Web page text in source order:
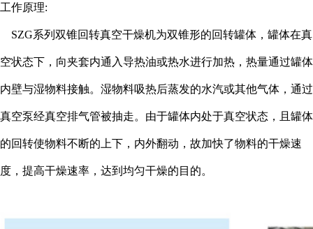
工作原理:
SZG系列双锥回转真空干燥机为双锥形的回转罐体，罐体在真
空状态下，向夹套内通入导热油或热水进行加热，热量通过罐体
内壁与湿物料接触。湿物料吸热后蒸发的水汽或其他气体，通过
真空泵经真空排气管被抽走。由于罐体内处于真空状态，且罐体
的回转使物料不断的上下，内外翻动，故加快了物料的干燥速
度，提高干燥速率，达到均匀干燥的目的。